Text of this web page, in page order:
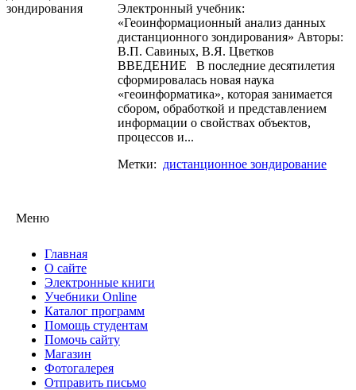
Электронный учебник:
«Геоинформационный анализ данных
дистанционного зондирования» Авторы:
В.П. Савиных, В.Я. Цветков
ВВЕДЕНИЕ В последние десятилетия
сформировалась новая наука
«геоинформатика», которая занимается
сбором, обработкой и представлением
информации о свойствах объектов,
процессов и...
Метки: дистанционное зондирование
Меню
Главная
О сайте
Электронные книги
Учебники Online
Каталог программ
Помощь студентам
Помочь сайту
Магазин
Фотогалерея
Отправить письмо